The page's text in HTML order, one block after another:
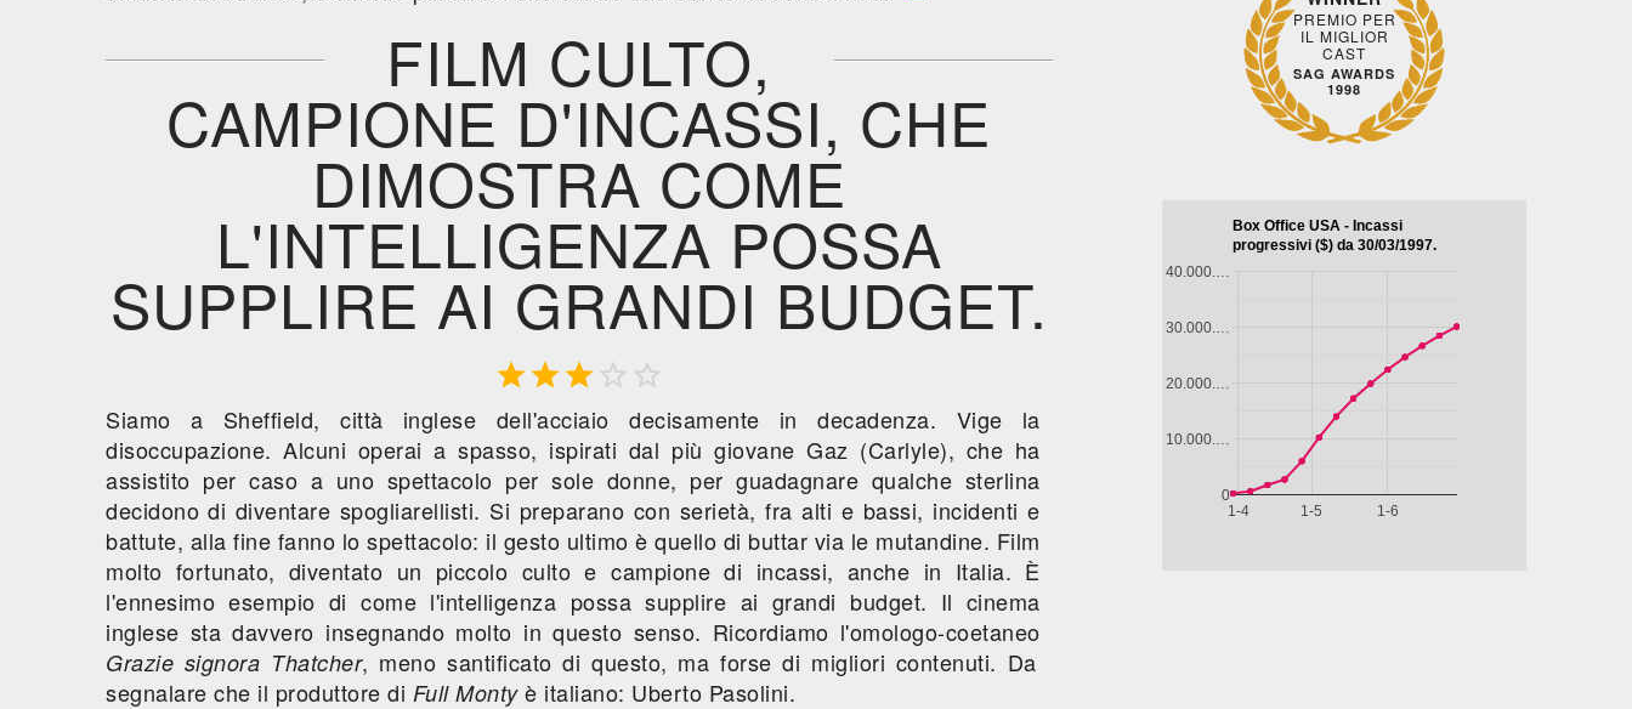
FILM CULTO,
CAMPIONE D'INCASSI, CHE
DIMOSTRA COME
L'INTELLIGENZA POSSA
SUPPLIRE AI GRANDI BUDGET.
  
Siamo a Sheffield, città inglese dell'acciaio decisamente in decadenza. Vige la
disoccupazione. Alcuni operai a spasso, ispirati dal più giovane Gaz (Carlyle), che ha
assistito per caso a uno spettacolo per sole donne, per guadagnare qualche sterlina
decidono di diventare spogliarellisti. Si preparano con serietà, fra alti e bassi, incidenti e
battute, alla fine fanno lo spettacolo: il gesto ultimo è quello di buttar via le mutandine. Film
molto fortunato, diventato un piccolo culto e campione di incassi, anche in Italia. È
l'ennesimo esempio di come l'intelligenza possa supplire ai grandi budget. Il cinema
inglese sta davvero insegnando molto in questo senso. Ricordiamo l'omologo-coetaneo
Grazie signora Thatcher, meno santificato di questo, ma forse di migliori contenuti. Da
segnalare che il produttore di Full Monty è italiano: Uberto Pasolini.
PREMIO PER
IL MIGLIOR
CAST
SAG AWARDS
1998